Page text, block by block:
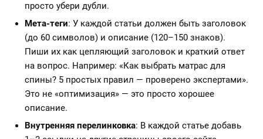
просто убери дубли.
Мета-теги: У каждой статьи должен быть заголовок
(до 60 символов) и описание (120–150 знаков).
Пиши их как цепляющий заголовок и краткий ответ
на вопрос. Например: «Как выбрать матрас для
спины? 5 простых правил — проверено экспертами».
Это не «оптимизация» — это просто хорошее
описание.
Внутренняя перелинковка: В каждой статье добавь